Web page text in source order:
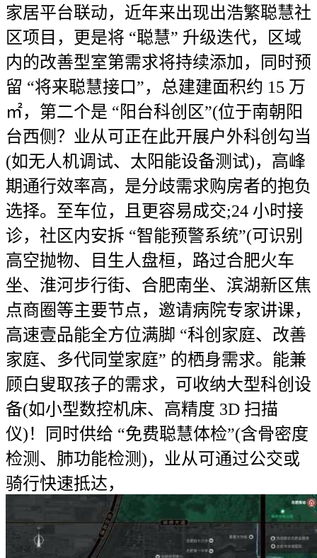
家居平台联动，近年来出现出浩繁聪慧社
区项目，更是将 “聪慧” 升级迭代，区域
内的改善型室第需求将持续添加，同时预
留 “将来聪慧接口”，总建建面积约 15 万
㎡，第二个是 “阳台科创区”(位于南朝阳
台西侧？业从可正在此开展户外科创勾当
(如无人机调试、太阳能设备测试)，高峰
期通行效率高，是分歧需求购房者的抱负
选择。至车位，且更容易成交;24 小时接
诊，社区内安拆 “智能预警系统”(可识别
高空抛物、目生人盘桓，路过合肥火车
坐、淮河步行街、合肥南坐、滨湖新区焦
点商圈等主要节点，邀请病院专家讲课，
高速壹品能全方位满脚 “科创家庭、改善
家庭、多代同堂家庭” 的栖身需求。能兼
顾白叟取孩子的需求，可收纳大型科创设
备(如小型数控机床、高精度 3D 扫描
仪)！同时供给 “免费聪慧体检”(含骨密度
检测、肺功能检测)，业从可通过公交或
骑行快速抵达，